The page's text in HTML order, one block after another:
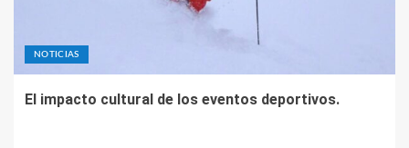
NOTICIAS
El impacto cultural de los eventos deportivos.